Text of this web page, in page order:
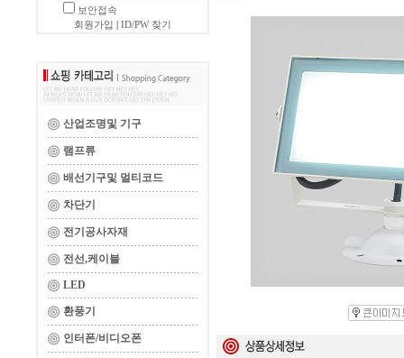
보안접속
회원가입
ID/PW 찾기
산업조명및 기구
램프류
배선기구및 멀티코드
차단기
전기공사자재
전선,케이블
LED
환풍기
인터폰/비디오폰